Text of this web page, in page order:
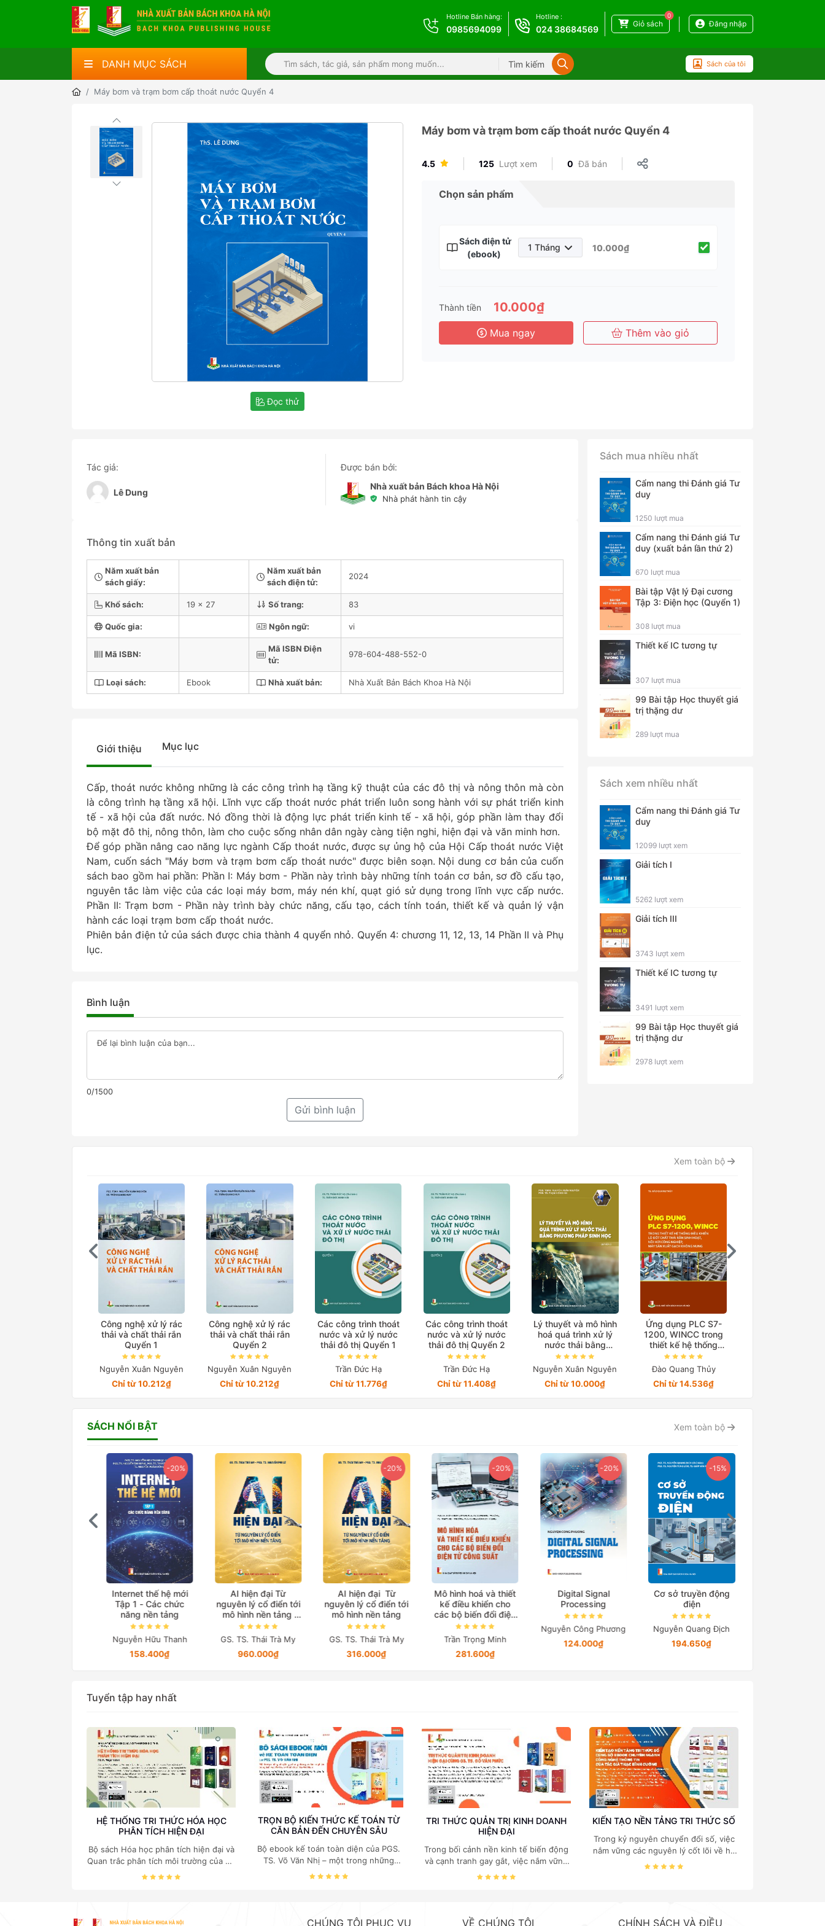
Hotline Bán hàng:
0985694099
Hotline :
024 38684569
0
Giỏ sách Đăng nhập
DANH MỤC SÁCH Tìm kiếm Sách của tôi
Máy bơm và trạm bơm cấp thoát nước Quyển 4
Đọc thử
Máy bơm và trạm bơm cấp thoát nước Quyển 4
4.5 125 Lượt xem 0 Đã bán
Chọn sản phẩm
Sách điện tử
(ebook)
1 Tháng
6 Tháng
3 Năm
10.000₫
Thành tiền 10.000₫
Mua ngay Thêm vào giỏ
Tác giả:
Lê Dung
Được bán bởi:
Nhà xuất bản Bách khoa Hà Nội
Nhà phát hành tin cậy
Thông tin xuất bản
Năm xuất bản
sách giấy:
Năm xuất bản
sách điện tử:
2024
Khổ sách: 19 x 27 Số trang: 83
Quốc gia: Ngôn ngữ: vi
Mã ISBN:
Mã ISBN Điện
tử:
978-604-488-552-0
Loại sách: Ebook Nhà xuất bản: Nhà Xuất Bản Bách Khoa Hà Nội
Giới thiệu Mục lục
Cấp, thoát nước không những là các công trình hạ tầng kỹ thuật của các đô thị và nông thôn mà còn
là công trình hạ tầng xã hội. Lĩnh vực cấp thoát nước phát triển luôn song hành với sự phát triển kinh
tế - xã hội của đất nước. Nó đồng thời là động lực phát triển kinh tế - xã hội, góp phần làm thay đổi
bộ mặt đô thị, nông thôn, làm cho cuộc sống nhân dân ngày càng tiện nghi, hiện đại và văn minh hơn.
Để góp phần nâng cao năng lực ngành Cấp thoát nước, được sự ủng hộ của Hội Cấp thoát nước Việt
Nam, cuốn sách "Máy bơm và trạm bơm cấp thoát nước" được biên soạn. Nội dung cơ bản của cuốn
sách bao gồm hai phần: Phần I: Máy bơm - Phần này trình bày những tính toán cơ bản, sơ đồ cấu tạo,
nguyên tắc làm việc của các loại máy bơm, máy nén khí, quạt gió sử dụng trong lĩnh vực cấp nước.
Phần II: Trạm bơm - Phần này trình bày chức năng, cấu tạo, cách tính toán, thiết kế và quản lý vận
hành các loại trạm bơm cấp thoát nước.
Phiên bản điện tử của sách được chia thành 4 quyển nhỏ. Quyển 4: chương 11, 12, 13, 14 Phần II và Phụ
lục.
Bình luận
0/1500
Gửi bình luận
Sách mua nhiều nhất
Cẩm nang thi Đánh giá Tư
duy
1250 lượt mua
Cẩm nang thi Đánh giá Tư
duy (xuất bản lần thứ 2)
670 lượt mua
Bài tập Vật lý Đại cương
Tập 3: Điện học (Quyển 1)
308 lượt mua
Thiết kế IC tương tự
307 lượt mua
99 Bài tập Học thuyết giá
trị thặng dư
289 lượt mua
Sách xem nhiều nhất
Cẩm nang thi Đánh giá Tư
duy
12099 lượt xem
Giải tích I
5262 lượt xem
Giải tích III
3743 lượt xem
Thiết kế IC tương tự
3491 lượt xem
99 Bài tập Học thuyết giá
trị thặng dư
2978 lượt xem
Xem toàn bộ
Công nghệ xử lý rác
thải và chất thải rắn
Quyển 1
Nguyễn Xuân Nguyên
Chỉ từ 10.212₫
Công nghệ xử lý rác
thải và chất thải rắn
Quyển 2
Nguyễn Xuân Nguyên
Chỉ từ 10.212₫
Các công trình thoát
nước và xử lý nước
thải đô thị Quyển 1
Trần Đức Hạ
Chỉ từ 11.776₫
Các công trình thoát
nước và xử lý nước
thải đô thị Quyển 2
Trần Đức Hạ
Chỉ từ 11.408₫
Lý thuyết và mô hình
hoá quá trình xử lý
nước thải bằng
phương pháp sinh
học Quyển 2
Nguyễn Xuân Nguyên
Chỉ từ 10.000₫
Ứng dụng PLC S7-
1200, WINCC trong
thiết kế hệ thống
điều khiển lò đốt chất
thải rắn sinh hoạt, nồi
hơi công nghiệp,
máy sản xuất gạch
Đào Quang Thủy
Chỉ từ 14.536₫
SÁCH NỔI BẬT Xem toàn bộ
-20%
Internet thế hệ mới
Tập 1 - Các chức
năng nền tảng
Nguyễn Hữu Thanh
158.400₫
AI hiện đại Từ
nguyên lý cổ điển tới
mô hình nền tảng
(Bản in màu đặc biệt)
GS. TS. Thái Trà My
960.000₫
-20%
AI hiện đại Từ
nguyên lý cổ điển tới
mô hình nền tảng
GS. TS. Thái Trà My
316.000₫
-20%
Mô hình hoá và thiết
kế điều khiển cho
các bộ biến đổi điện
tử công suất
Trần Trọng Minh
281.600₫
-20%
Digital Signal
Processing
Nguyễn Công Phương
124.000₫
-15%
Cơ sở truyền động
điện
Nguyễn Quang Địch
194.650₫
Tuyển tập hay nhất
HỆ THỐNG TRI THỨC HÓA HỌC
PHÂN TÍCH HIỆN ĐẠI
Bộ sách Hóa học phân tích hiện đại và
Quan trắc phân tích môi trường của Cố
Giáo sư, Tiến sĩ Phạm Luận là một
Hóa học phân tích tại Việt Nam hiện
TRỌN BỘ KIẾN THỨC KẾ TOÁN TỪ
CĂN BẢN ĐẾN CHUYÊN SÂU
Bộ ebook kế toán toàn diện của PGS.
TS. Võ Văn Nhị – một trong những
chuyên gia hàng đầu, giàu kinh
TRI THỨC QUẢN TRỊ KINH DOANH
HIỆN ĐẠI
Trong bối cảnh nền kinh tế biến động
và cạnh tranh gay gắt, việc nắm vững
các quy luật kinh tế và kỹ năng quản
khoa Hà Nội phát hành tập trung vào
KIẾN TẠO NỀN TẢNG TRI THỨC SỐ
Trong kỷ nguyên chuyển đổi số, việc
nắm vững các nguyên lý cốt lõi về hệ
thống thông tin, cấu trúc dữ liệu, cơ
mực và chuyên sâu, Nhà xuất bản
CHÚNG TÔI PHỤC VỤ VỀ CHÚNG TÔI CHÍNH SÁCH VÀ ĐIỀU